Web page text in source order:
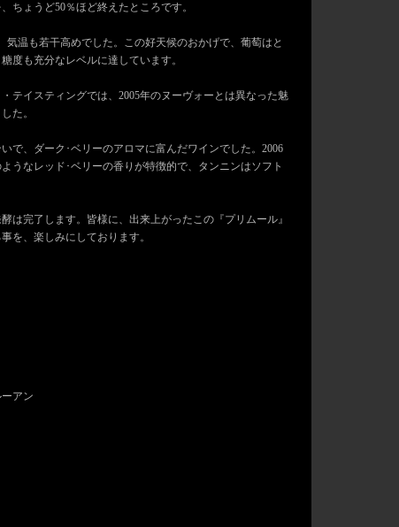
ちょうど50％ほど終えたところです。
気温も若干高めでした。この好天候のおかげで、葡萄はと
度も充分なレベルに達しています。
テイスティングでは、2005年のヌーヴォーとは異なった魅
た。
で、ダーク･ベリーのアロマに富んだワインでした。2006
うなレッド･ベリーの香りが特徴的で、タンニンはソフト
は完了します。皆様に、出来上がったこの『プリムール』
を、楽しみにしております。
アン